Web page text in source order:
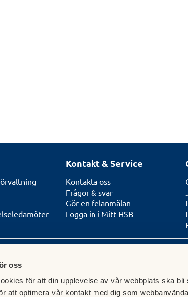
oss
för att din upplevelse av vår webbplats ska
att optimera vår kontakt med dig som
Kontakt & Service
Kontakta oss
Frågor & svar
Gör en felanmälan
Logga in i Mitt HSB
Besöksadress